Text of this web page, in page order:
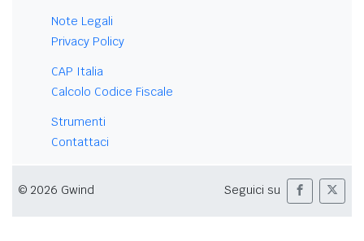
Note Legali
Privacy Policy
CAP Italia
Calcolo Codice Fiscale
Strumenti
Contattaci
© 2026 Gwind Seguici su